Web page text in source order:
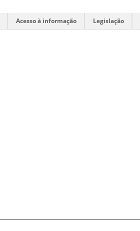
Acesso à informação Legislação